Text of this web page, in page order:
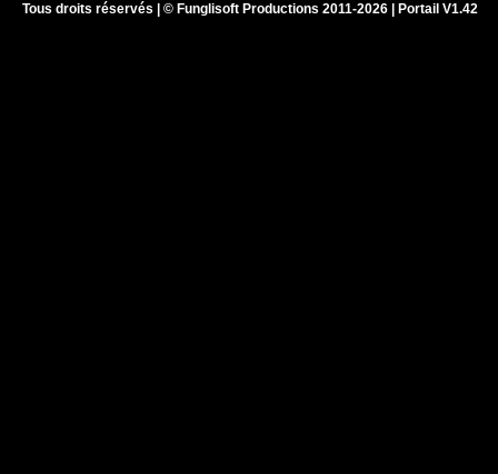
Tous droits réservés | © Funglisoft Productions 2011-2026 | Portail V1.42